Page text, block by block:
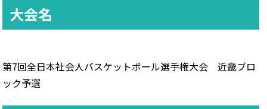
大会名
第7回全日本社会人バスケットボール選手権大会 近畿ブロ
ック予選